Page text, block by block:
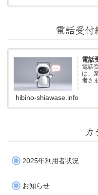
電話受
電話
電話
は、
者さ
よ
ンタ
hibino-shiawase.info
2025年利用者状況
お知らせ